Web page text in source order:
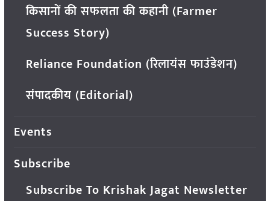
किसानों की सफलता की कहानी (Farmer
Success Story)
Reliance Foundation (रिलायंस फाउंडेशन)
संपादकीय (Editorial)
Events
Subscribe
Subscribe To Krishak Jagat Newsletter